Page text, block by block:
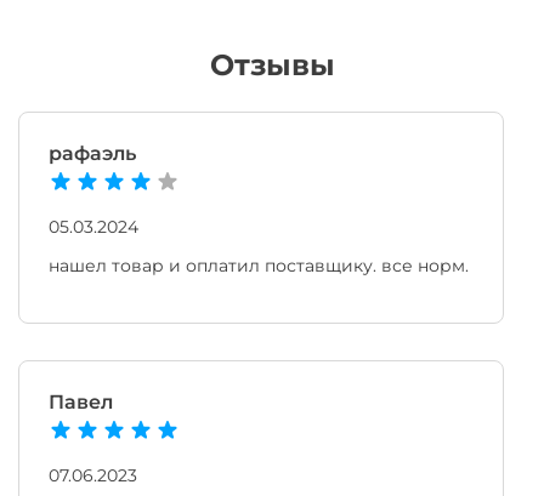
Отзывы
рафаэль
05.03.2024
нашел товар и оплатил поставщику. все норм.
Павел
07.06.2023